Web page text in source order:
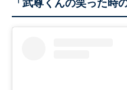
「武尊くんの笑った時